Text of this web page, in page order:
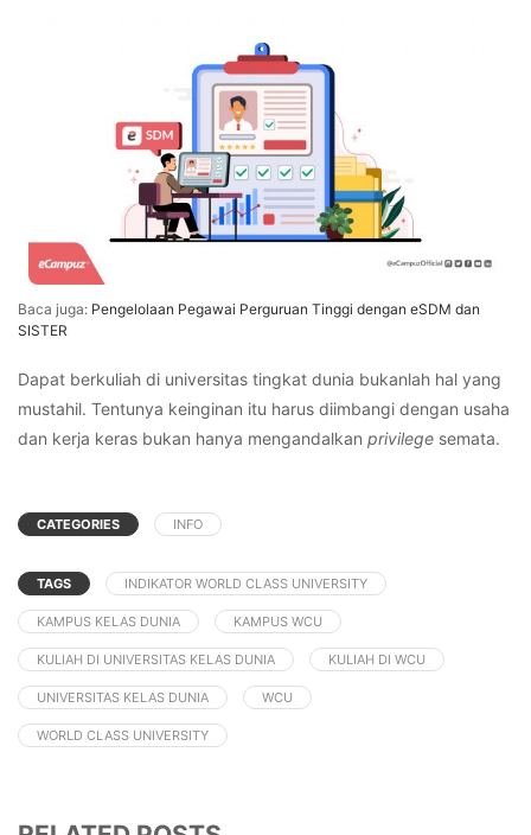
Baca juga: Pengelolaan Pegawai Perguruan Tinggi dengan eSDM dan
SISTER
Dapat berkuliah di universitas tingkat dunia bukanlah hal yang
mustahil. Tentunya keinginan itu harus diimbangi dengan usaha
dan kerja keras bukan hanya mengandalkan privilege semata.
CATEGORIES INFO
TAGS INDIKATOR WORLD CLASS UNIVERSITY
KAMPUS KELAS DUNIA KAMPUS WCU
KULIAH DI UNIVERSITAS KELAS DUNIA KULIAH DI WCU
UNIVERSITAS KELAS DUNIA WCU
WORLD CLASS UNIVERSITY